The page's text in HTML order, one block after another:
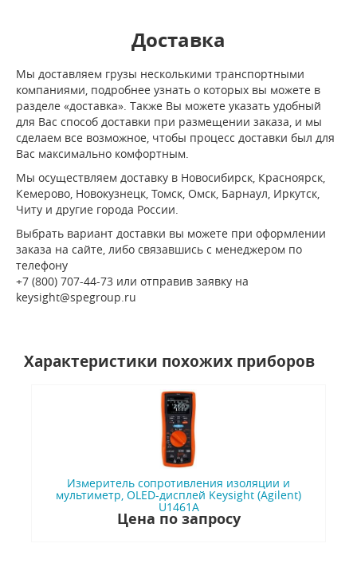
Доставка
Мы доставляем грузы несколькими транспортными
компаниями, подробнее узнать о которых вы можете в
разделе «доставка». Также Вы можете указать удобный
для Вас способ доставки при размещении заказа, и мы
сделаем все возможное, чтобы процесс доставки был для
Вас максимально комфортным.
Мы осуществляем доставку в Новосибирск, Красноярск,
Кемерово, Новокузнецк, Томск, Омск, Барнаул, Иркутск,
Читу и другие города России.
Выбрать вариант доставки вы можете при оформлении
заказа на сайте, либо связавшись с менеджером по
телефону
+7 (800) 707-44-73 или отправив заявку на
keysight@spegroup.ru
Характеристики похожих приборов
Измеритель сопротивления изоляции и
мультиметр, OLED-дисплей Keysight (Agilent)
U1461A
Цена по запросу